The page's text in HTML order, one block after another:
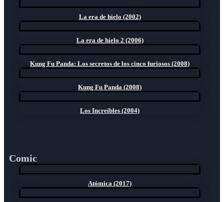
La era de hielo (2002)
La era de hielo 2 (2006)
Kung Fu Panda: Los secretos de los cinco furiosos (2008)
Kung Fu Panda (2008)
Los Increíbles (2004)
Comic
Atómica (2017)